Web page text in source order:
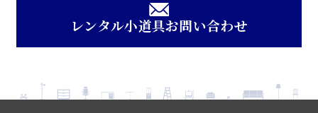
レンタル小道具お問い合わせ